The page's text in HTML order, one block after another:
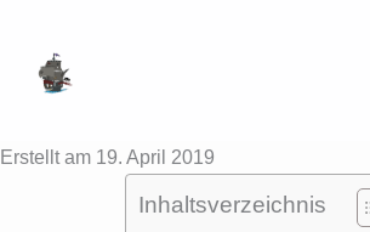
springen
Erstellt am 19. April 2019
Inhaltsverzeichnis